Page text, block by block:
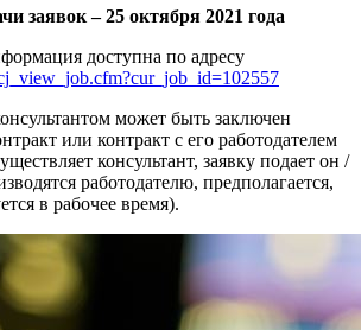
заявок – 25 октября 2021 года
доступна по адресу
может быть заключен
или контракт с его работодателем
консультант, заявку подает он /
работодателю, предполагается,
в рабочее время).